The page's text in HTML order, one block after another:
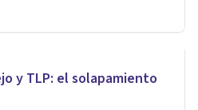
y TLP: el solapamiento